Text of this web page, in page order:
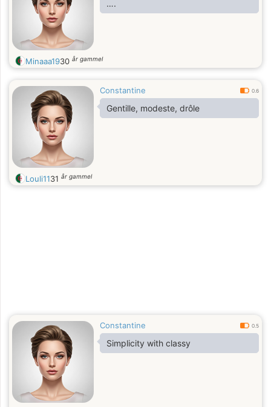
….
Minaaa1930 år gammel
Constantine 0.6
Gentille, modeste, drôle
Louli1131 år gammel
Constantine 0.5
Simplicity with classy